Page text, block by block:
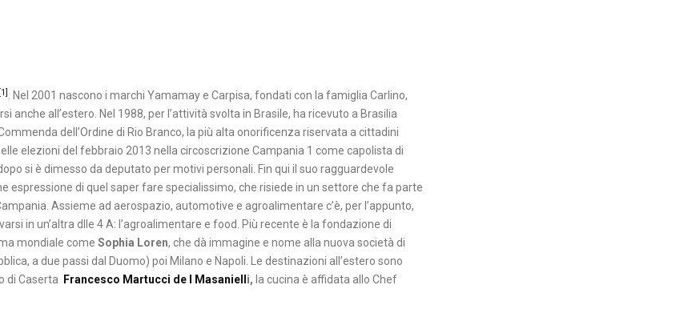
[1]
. Nel 2001 nascono i marchi Yamamay e Carpisa, fondati con la famiglia Carlino,
all’estero. Nel 1988, per l’attività svolta in Brasile, ha ricevuto a Brasilia
dell’Ordine di Rio Branco, la più alta onorificenza riservata a cittadini
elezioni del febbraio 2013 nella circoscrizione Campania 1 come capolista di
si è dimesso da deputato per motivi personali. Fin qui il suo ragguardevole
espressione di quel saper fare specialissimo, che risiede in un settore che fa parte
Assieme ad aerospazio, automotive e agroalimentare c’è, per l’appunto,
in un’altra dlle 4 A: l’agroalimentare e food. Più recente è la fondazione di
mondiale come Sophia Loren, che dà immagine e nome alla nuova società di
a due passi dal Duomo) poi Milano e Napoli. Le destinazioni all’estero sono
di Caserta Francesco Martucci de I Masaniell i, la cucina è affidata allo Chef